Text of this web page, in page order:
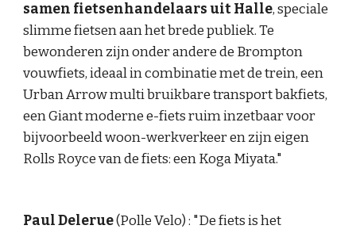
samen fietsenhandelaars uit Halle, speciale
slimme fietsen aan het brede publiek. Te
bewonderen zijn onder andere de Brompton
vouwfiets, ideaal in combinatie met de trein, een
Urban Arrow multi bruikbare transport bakfiets,
een Giant moderne e-fiets ruim inzetbaar voor
bijvoorbeeld woon-werkverkeer en zijn eigen
Rolls Royce van de fiets: een Koga Miyata."
Paul Delerue(Polle Velo) : "De fiets is het